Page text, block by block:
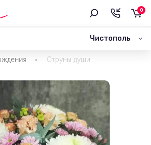
Чистополь
0
Струны души